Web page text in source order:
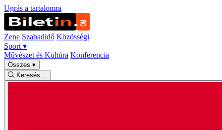
Ugrás a tartalomra
Zene Szabadidő Közösségi
Sport ▾
Művészet és Kultúra Konferencia
Összes ▾
Keresés…